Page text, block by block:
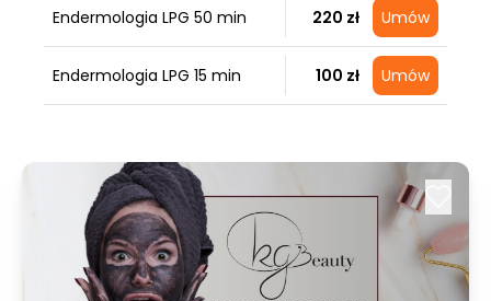
Endermologia LPG 50 min 220 zł Umów
Endermologia LPG 15 min 100 zł Umów